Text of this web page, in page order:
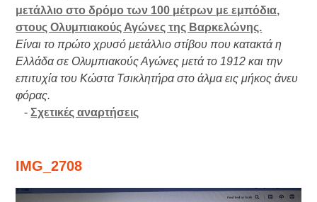
μετάλλιο στο δρόμο των 100 μέτρων με εμπόδια,
στους Ολυμπιακούς Αγώνες της Βαρκελώνης.
Είναι το πρώτο χρυσό μετάλλιο στίβου που κατακτά η
Ελλάδα σε Ολυμπιακούς Αγώνες μετά το 1912 και την
επιτυχία του Κώστα Τσικλητήρα στο άλμα εις μήκος άνευ
φόρας.
-Σχετικές αναρτήσεις
IMG_2708